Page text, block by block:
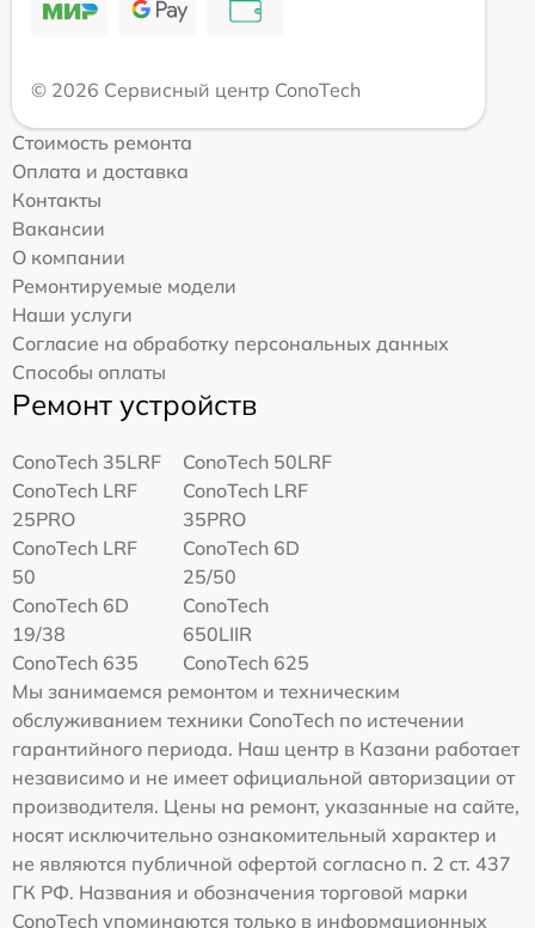
© 2026 Сервисный центр ConoTech
Стоимость ремонта
Оплата и доставка
Контакты
Вакансии
О компании
Ремонтируемые модели
Наши услуги
Согласие на обработку персональных данных
Способы оплаты
Ремонт устройств
ConoTech 35LRF
ConoTech 50LRF
ConoTech LRF
25PRO
ConoTech LRF
35PRO
ConoTech LRF
50
ConoTech 6D
25/50
ConoTech 6D
19/38
ConoTech
650LIIR
ConoTech 635
ConoTech 625
Мы занимаемся ремонтом и техническим
обслуживанием техники ConoTech по истечении
гарантийного периода. Наш центр в Казани работает
независимо и не имеет официальной авторизации от
производителя. Цены на ремонт, указанные на сайте,
носят исключительно ознакомительный характер и
не являются публичной офертой согласно п. 2 ст. 437
ГК РФ. Названия и обозначения торговой марки
ConoTech упоминаются только в информационных